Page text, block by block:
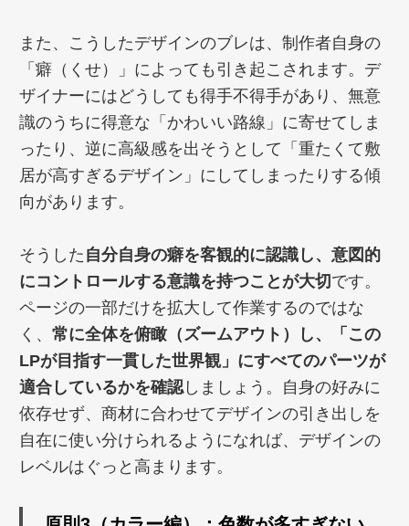
また、こうしたデザインのブレは、制作者自身の
「癖（くせ）」によっても引き起こされます。デ
ザイナーにはどうしても得手不得手があり、無意
識のうちに得意な「かわいい路線」に寄せてしま
ったり、逆に高級感を出そうとして「重たくて敷
居が高すぎるデザイン」にしてしまったりする傾
向があります。
そうした 自分自身の癖を客観的に認識し、意図的
にコントロールする意識を持つことが大切 です。
ページの一部だけを拡大して作業するのではな
く、 常に全体を俯瞰（ズームアウト）し、「この
LPが目指す一貫した世界観」にすべてのパーツが
適合しているかを確認しましょう。自身の好みに
依存せず、商材に合わせてデザインの引き出しを
自在に使い分けられるようになれば、デザインの
レベルはぐっと高まります。